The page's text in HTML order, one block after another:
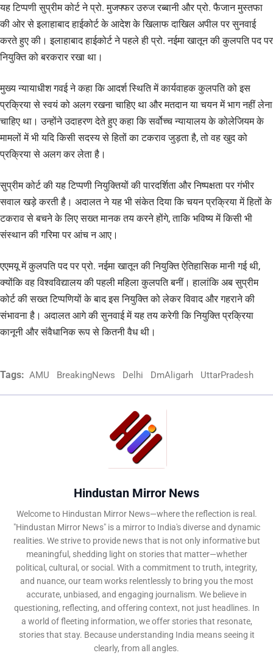
यह टिप्पणी सुप्रीम कोर्ट ने प्रो. मुजफ्फर उरुज रब्बानी और प्रो. फैजान मुस्तफा
की ओर से इलाहाबाद हाईकोर्ट के आदेश के खिलाफ दाखिल अपील पर सुनवाई
करते हुए की। इलाहाबाद हाईकोर्ट ने पहले ही प्रो. नईमा खातून की कुलपति पद पर
नियुक्ति को बरकरार रखा था।
मुख्य न्यायाधीश गवई ने कहा कि आदर्श स्थिति में कार्यवाहक कुलपति को इस
प्रक्रिया से स्वयं को अलग रखना चाहिए था और मतदान या चयन में भाग नहीं लेना
चाहिए था। उन्होंने उदाहरण देते हुए कहा कि सर्वोच्च न्यायालय के कोलेजियम के
मामलों में भी यदि किसी सदस्य से हितों का टकराव जुड़ता है, तो वह खुद को
प्रक्रिया से अलग कर लेता है।
सुप्रीम कोर्ट की यह टिप्पणी नियुक्तियों की पारदर्शिता और निष्पक्षता पर गंभीर
सवाल खड़े करती है। अदालत ने यह भी संकेत दिया कि चयन प्रक्रिया में हितों के
टकराव से बचने के लिए सख्त मानक तय करने होंगे, ताकि भविष्य में किसी भी
संस्थान की गरिमा पर आंच न आए।
एएमयू में कुलपति पद पर प्रो. नईमा खातून की नियुक्ति ऐतिहासिक मानी गई थी,
क्योंकि वह विश्वविद्यालय की पहली महिला कुलपति बनीं। हालांकि अब सुप्रीम
कोर्ट की सख्त टिप्पणियों के बाद इस नियुक्ति को लेकर विवाद और गहराने की
संभावना है। अदालत आगे की सुनवाई में यह तय करेगी कि नियुक्ति प्रक्रिया
कानूनी और संवैधानिक रूप से कितनी वैध थी।
Tags: AMU BreakingNews Delhi DmAligarh UttarPradesh
Hindustan Mirror News
Welcome to Hindustan Mirror News—where the reflection is real.
"Hindustan Mirror News" is a mirror to India's diverse and dynamic
realities. We strive to provide news that is not only informative but
meaningful, shedding light on stories that matter—whether
political, cultural, or social. With a commitment to truth, integrity,
and nuance, our team works relentlessly to bring you the most
accurate, unbiased, and engaging journalism. We believe in
questioning, reflecting, and offering context, not just headlines. In
a world of fleeting information, we offer stories that resonate,
stories that stay. Because understanding India means seeing it
clearly, from all angles.